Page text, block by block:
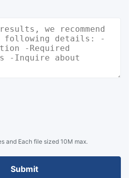
and Each file sized 10M max.
Submit